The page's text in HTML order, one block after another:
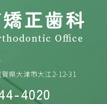
賀県大津市大江2-12-31
4020